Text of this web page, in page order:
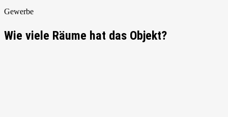
Gewerbe
Wie viele Räume hat das Objekt?